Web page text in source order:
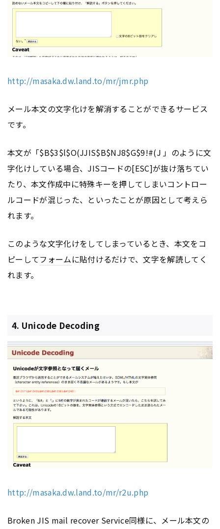
http://masaka.dw.land.to/mr/jmr.php
メール本文の文字化けを解消することができるサービス
です。
本文が「$B$3$l$O(JJIS$B$NJ8$G$9!#(J 」のように文
字化けしている場合、JISコードの[ESC]が抜け落ちてい
たり、本文作成中に特殊キーを押してしまいコントロー
ルコードが混じった、といったことが原因として考えら
れます。
このような文字化けをしてしまっているとき、本文をコ
ピーしてフォームに貼付けるだけで、文字を解読してく
れます。
4. Unicode Decoding
http://masaka.dw.land.to/mr/r2u.php
Broken JIS mail recover Service同様に、メール本文の